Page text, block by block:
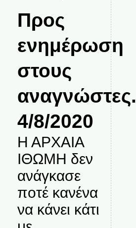
Προς
ενημέρωση
στους
αναγνώστες.
4/8/2020
Η ΑΡΧΑΙΑ
ΙΘΩΜΗ δεν
ανάγκασε
ποτέ κανένα
να κάνει κάτι